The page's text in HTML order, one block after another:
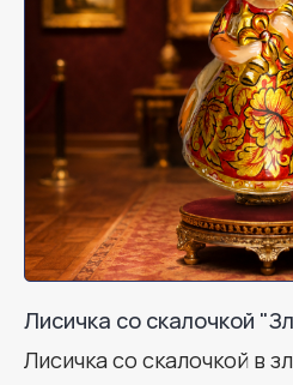
Лисичка со скалочкой
Лисичка со скалочкой в